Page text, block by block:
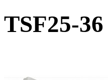
TSF25-36